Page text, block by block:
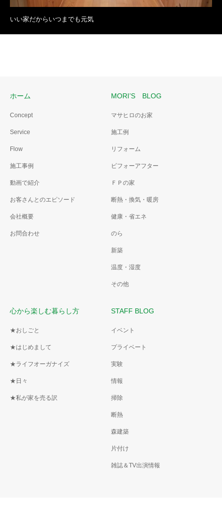
いい家だからいつまでも元気
ホーム
Concept
Service
Flow
施工事例
動画で紹介
お客さんとのエピソード
会社概要
お問合わせ
MORI’S BLOG
マサヒロのお家
施工例
リフォーム
ビフォーアフター
ＦＰの家
断熱・換気・暖房
健康・省エネ
のら
新築
温度・湿度
その他
心から楽しむ暮らし方
★おしごと
★はじめまして
★ライフオーガナイズ
★日々
★私が家を売る訳
STAFF BLOG
イベント
プライベート
実験
情報
掃除
断熱
森建築
片付け
雑誌＆TV出演情報